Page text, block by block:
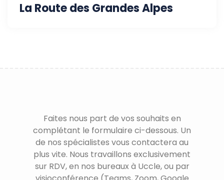
La Route des Grandes Alpes
Faites nous part de vos souhaits en
complétant le formulaire ci-dessous. Un
de nos spécialistes vous contactera au
plus vite. Nous travaillons exclusivement
sur RDV, en nos bureaux à Uccle, ou par